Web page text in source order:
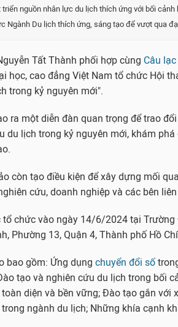
nguồn nhân lực du lịch thích ứng với bối cảnh
Ngành Du lịch thích ứng, sáng tạo để vượt qua
Tất Thành phối hợp cùng Câu
học, cao đẳng Việt Nam tổ chức Hội
trong kỷ nguyên mới".
ra một diễn đàn quan trọng để trao
du lịch trong kỷ nguyên mới, khám
còn tạo điều kiện để xây dựng mối
cứu, doanh nghiệp và các bên
tổ chức vào ngày 14/6/2024 tại
Phường 13, Quận 4, Thành phố Hồ
bao gồm: Ứng dụng chuyển đổi số
tạo và nghiên cứu du lịch trong bối
diện và bền vững; Đào tạo gắn với
ngành du lịch; Những khía cạnh